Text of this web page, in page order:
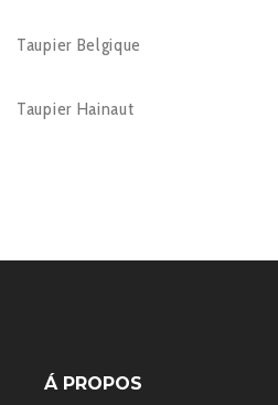
Taupier Belgique
Taupier Hainaut
Á PROPOS